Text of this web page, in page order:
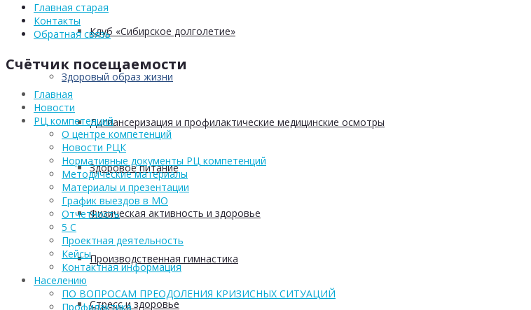
Клуб «Сибирское долголетие»
Здоровый образ жизни
Диспансеризация и профилактические медицинские осмотры
Здоровое питание
Физическая активность и здоровье
Производственная гимнастика
Стресс и здоровье
Главная старая
Контакты
Обратная связь
Счётчик посещаемости
Главная
Новости
РЦ компетенций
О центре компетенций
Новости РЦК
Нормативные документы РЦ компетенций
Методические материалы
Материалы и презентации
График выездов в МО
Отчетность
5 С
Проектная деятельность
Кейсы
Контактная информация
Населению
ПО ВОПРОСАМ ПРЕОДОЛЕНИЯ КРИЗИСНЫХ СИТУАЦИЙ
Профилактика